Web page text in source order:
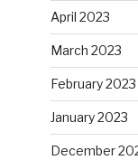
April 2023
March 2023
February 2023
January 2023
December